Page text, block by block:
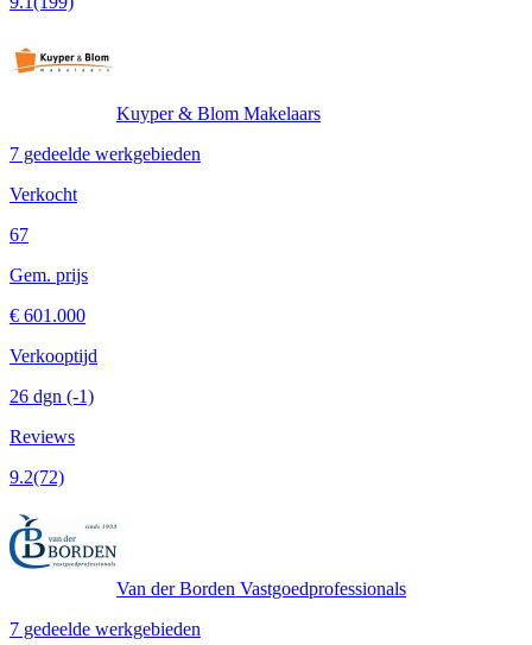
Kuyper & Blom Makelaars
7 gedeelde werkgebieden
Verkocht
67
Gem. prijs
€ 601.000
Verkooptijd
26 dgn (-1)
Reviews
9.2(72)
Van der Borden Vastgoedprofessionals
7 gedeelde werkgebieden